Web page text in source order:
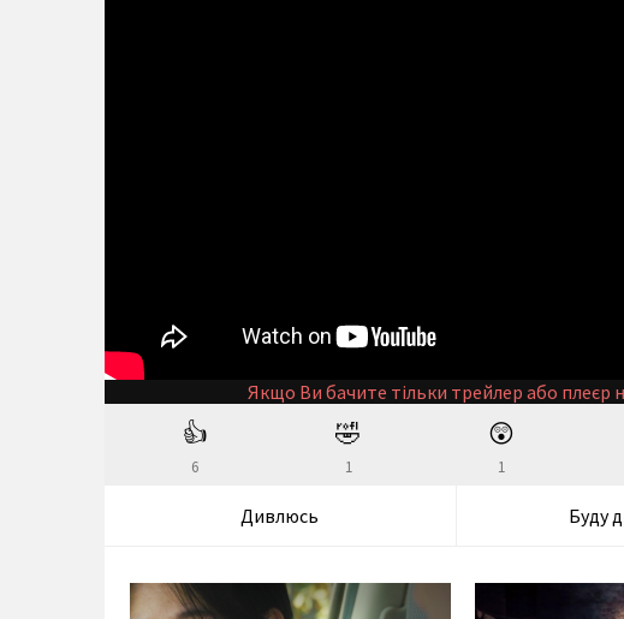
Якщо Ви бачите тільки трейлер або плеєр
👍
6
🤣
1
😲
1
Дивлюсь Буду